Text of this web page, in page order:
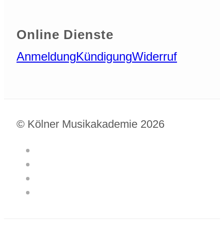
Online Dienste
AnmeldungKündigungWiderruf
© Kölner Musikakademie 2026